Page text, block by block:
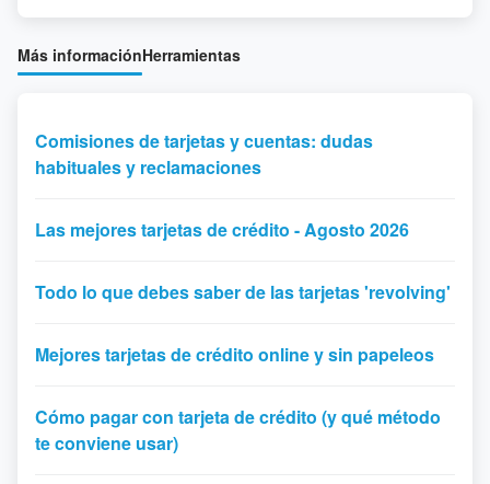
Más informaciónHerramientas
Comisiones de tarjetas y cuentas: dudas
habituales y reclamaciones
Las mejores tarjetas de crédito - Agosto 2026
Todo lo que debes saber de las tarjetas 'revolving'
Mejores tarjetas de crédito online y sin papeleos
Cómo pagar con tarjeta de crédito (y qué método
te conviene usar)